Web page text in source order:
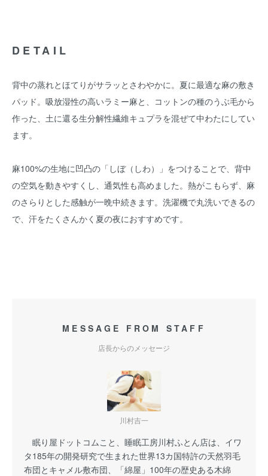
DETAIL
背中の蒸れとほてりがサラッとさわやかに。夏に最適な麻の敷き
パッド。吸放湿性の高いラミー麻と、コットンの種のうぶ毛から
作った、土に還る生分解性繊維キュプラを混ぜて中わたにしてい
ます。
麻100%の生地に凹凸の「しぼ（しわ）」をつけることで、背中
の空気を動きやすくし、通気性も高めました。熱がこもらず、麻
のさらりとした感触が一晩中続きます。洗濯機で丸洗いできるの
で、汗をたくさんかく夏の夜におすすめです。
MESSAGE FROM STAFF
店長からのメッセージ
川村吉一
眠り屋ドットコムこと、睡眠工房川村ふとん店は、イワ
タ185年の開発研究で生まれた世界13カ国特許の天然羽毛
布団とキャメル敷布団、「綿屋」100年の歴史ある木綿